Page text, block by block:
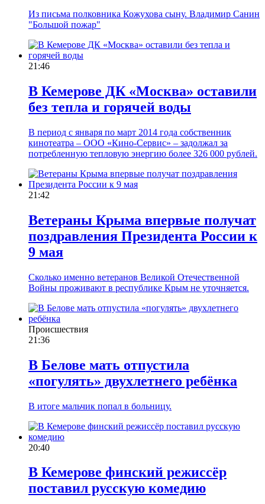
Из письма полковника Кожухова сыну. Владимир Санин
"Большой пожар"
21:46
В Кемерове ДК «Москва» оставили
без тепла и горячей воды
В период с января по март 2014 года собственник
кинотеатра – ООО «Кино-Сервис» – задолжал за
потребленную тепловую энергию более 326 000 рублей.
21:42
Ветераны Крыма впервые получат
поздравления Президента России к
9 мая
Сколько именно ветеранов Великой Отечественной
Войны проживают в республике Крым не уточняется.
Происшествия
21:36
В Белове мать отпустила
«погулять» двухлетнего ребёнка
В итоге мальчик попал в больницу.
20:40
В Кемерове финский режиссёр
поставил русскую комедию